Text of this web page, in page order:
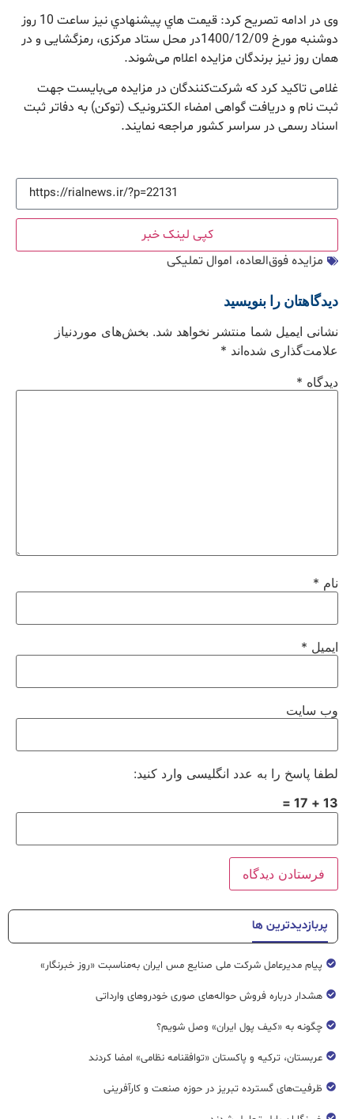
وی در ادامه تصریح کرد: قيمت هاي پيشنهادي نیز ساعت 10 روز
دو‌شنبه مورخ 1400/12/09در محل ستاد مرکزی، رمزگشایی و در
همان روز نیز برندگان مزایده اعلام می‌شوند.
غلامی تاکید کرد که شرکت‌کنندگان در مزایده می‌بایست جهت
ثبت نام و دریافت گواهی امضاء الکترونیک (توکن) به دفاتر ثبت
اسناد رسمی در سراسر کشور مراجعه نمایند.
کپی لینک خبر
مزایده فوق‌العاده، اموال تملیکی
دیدگاهتان را بنویسید
نشانی ایمیل شما منتشر نخواهد شد. بخش‌های موردنیاز
علامت‌گذاری شده‌اند *
دیدگاه *
نام *
ایمیل *
وب‌ سایت
لطفا پاسخ را به عدد انگلیسی وارد کنید:
13 + 17 =
پربازدیدترین ها
پیام مدیرعامل شرکت ملی صنایع مس ایران به‌مناسبت «روز خبرنگار»
هشدار درباره فروش حواله‌های صوری خودروهای وارداتی
چگونه به «کیف پول ایران» وصل شویم؟
عربستان، ترکیه و پاکستان «توافقنامه نظامی» امضا کردند
ظرفیت‌های گسترده‌ تبریز در حوزه صنعت و کارآفرینی